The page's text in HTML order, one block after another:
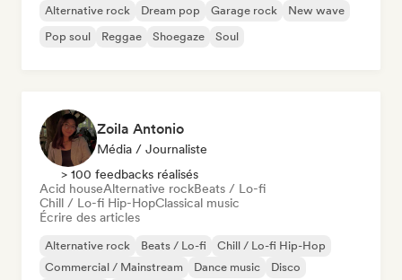
Alternative rock Dream pop Garage rock
New wave
Pop soul
Reggae Shoegaze Soul
Zoila Antonio
Média / Journaliste
> 100 feedbacks réalisés
Acid houseAlternative rockBeats / Lo-fi
Chill / Lo-fi Hip-HopClassical music
Écrire des articles
Alternative rock Beats / Lo-fi
Chill / Lo-fi Hip-Hop
Commercial / Mainstream
Dance music
Disco